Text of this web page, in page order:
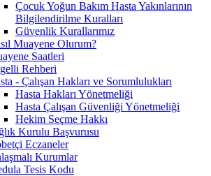
Çocuk Yoğun Bakım Hasta Yakınlarının
Bilgilendirilme Kuralları
Güvenlik Kurallarımız
Muayene Olurum?
Saatleri
Rehberi
- Çalışan Hakları ve Sorumlulukları
Hasta Hakları Yönetmeliği
Hasta Çalışan Güvenliği Yönetmeliği
Hekim Seçme Hakkı
Kurulu Başvurusu
Eczaneler
Kurumlar
Tesis Kodu